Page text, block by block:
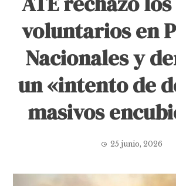
voluntarios en
Nacionales y
un «intento de
masivos
25 junio, 2026